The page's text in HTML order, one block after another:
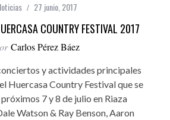
27 junio, 2017
COUNTRY FESTIVAL 2017
Carlos Pérez Báez
y actividades principales
Huercasa Country Festival que se
7 y 8 de julio en Riaza
Watson & Ray Benson, Aaron